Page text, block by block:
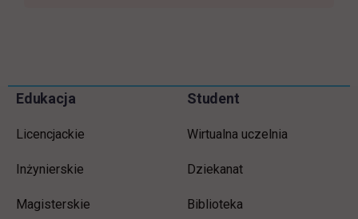
Pomiń
Informacje w stopce
Edukacja
Licencjackie
Inżynierskie
Magisterskie
Student
Wirtualna uczelnia
Dziekanat
Biblioteka